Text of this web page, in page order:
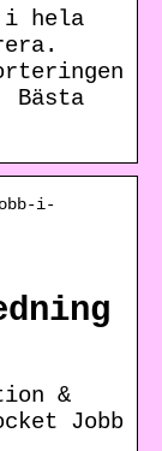
i hela
Bästa
i-
&
Jobb